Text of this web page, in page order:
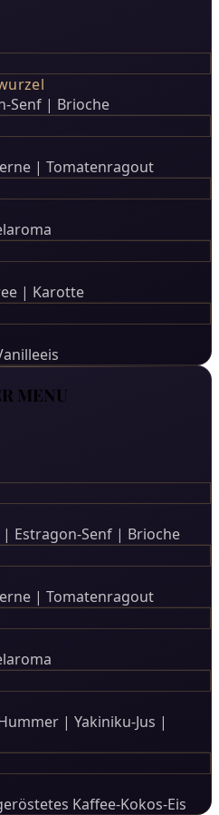
Senf | Brioche
| Tomatenragout
| Karotte
MENU
Estragon-Senf | Brioche
| Tomatenragout
| Yakiniku-Jus |
Kaffee-Kokos-Eis